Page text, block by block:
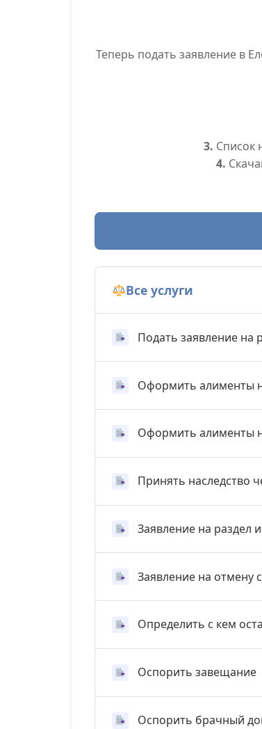
Теперь подать заявление в
3. Список
4.
Все услуги
Подать заявление на
Оформить алименты
Оформить алименты
Принять наследство
Заявление на раздел
Заявление на отмену
Определить с кем
Оспорить завещание
Оспорить брачный